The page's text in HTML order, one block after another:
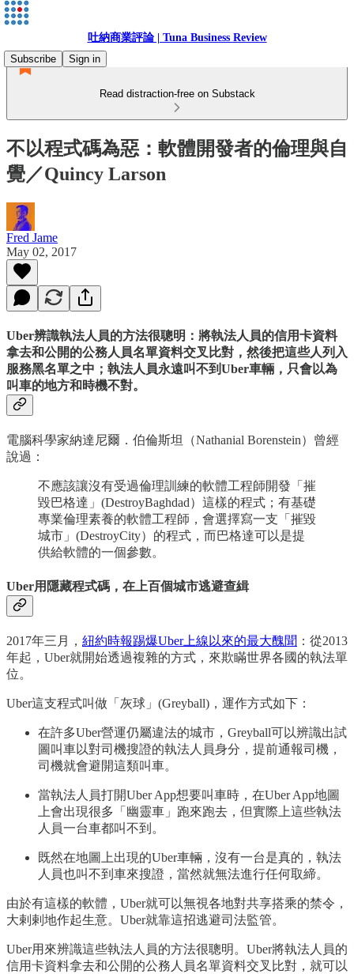
吐納商業評論 | Tuna Business Review
Subscribe
Sign in
Read distraction-free on Substack
不以程式碼為惡：軟體開發者的倫理與自
覺／Quincy Larson
Fred Jame
May 02, 2017
Uber辨識執法人員的方法很聰明：將執法人員的信用卡資料
拿去和公開的公務人員名單資料交叉比對，然後把這些人列入
服務黑名單之中；執法人員永遠叫不到Uber車輛，只會以為
叫車的地方和時機不對。
電腦科學家納達尼爾．伯倫斯坦（Nathanial Borenstein）曾經
說過：
不應該讓沒有受過倫理訓練的軟體工程師開發「摧
毀巴格達」(DestroyBaghdad）這樣的程式；有基礎
專業倫理素養的軟體工程師，會選擇寫一支「摧毀
城市」(DestroyCity）的程式，而巴格達可以是提
供給軟體的一個參數。
Uber用隱藏程式碼，在上百個城市逃避查緝
2017年三月， 紐約時報踢爆Uber上線以來的最大醜聞 ：從2013
年起，Uber就開始透過複雜的方式，來欺瞞世界各國的執法單
位。
Uber這支程式叫做「灰球」(Greyball)，運作方式如下：
在許多Uber營運仍屬違法的城市，Greyball可以辨識出試
圖叫車以對司機搜證的執法人員身分，提前通報司機，
司機就會避開這類叫車。
當執法人員打開Uber App想要叫車時，在Uber App地圖
上會出現很多「幽靈車」跑來跑去，但實際上這些執法
人員一台車都叫不到。
既然在地圖上出現的Uber車輛，沒有一台是真的，執法
人員也叫不到車來搜證，當然就無法進行任何取締。
由於有這樣的軟體，Uber就可以無視各地對共享搭乘的禁令，
大剌剌地作起生意。Uber就靠這招逃避司法監管。
Uber用來辨識這些執法人員的方法很聰明。Uber將執法人員的
信用卡資料拿去和公開的公務人員名單資料交叉比對，就可以